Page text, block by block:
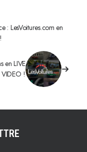
: LesVoitures.com en
en LIVE
VIDEO !